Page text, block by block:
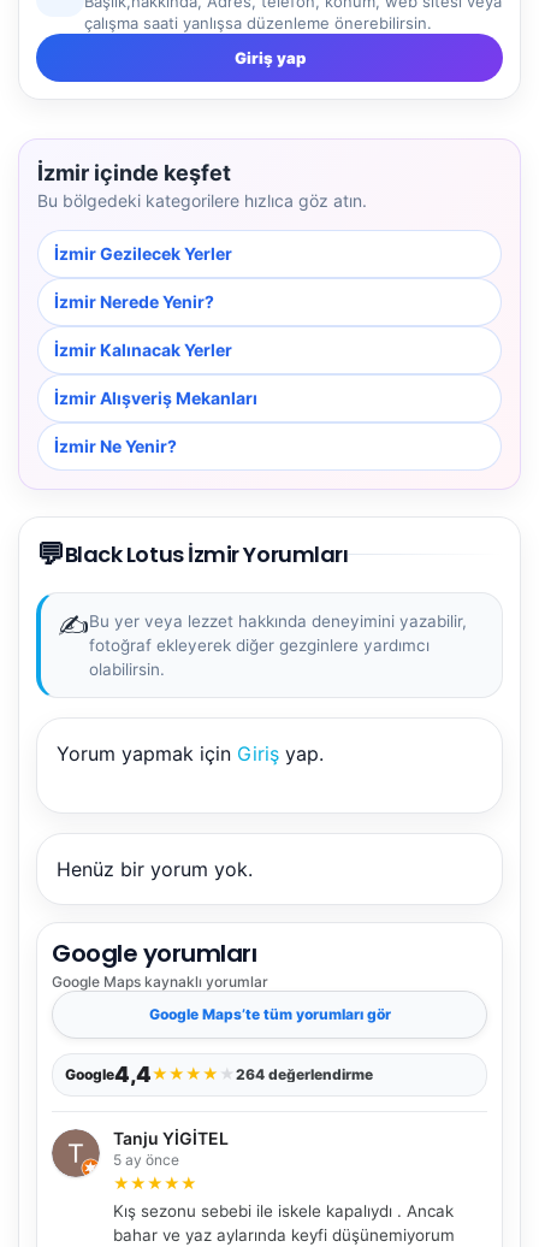
çalışma saati yanlışsa düzenleme önerebilirsin.
Giriş yap
İzmir içinde keşfet
Bu bölgedeki kategorilere hızlıca göz atın.
İzmir Gezilecek Yerler
İzmir Nerede Yenir?
İzmir Kalınacak Yerler
İzmir Alışveriş Mekanları
İzmir Ne Yenir?
💬Black Lotus İzmir Yorumları
✍️Bu yer veya lezzet hakkında deneyimini yazabilir,
fotoğraf ekleyerek diğer gezginlere yardımcı
olabilirsin.
Yorum yapmak için Giriş yap.
Henüz bir yorum yok.
Google yorumları
Google Maps kaynaklı yorumlar
Google Maps’te tüm yorumları gör
Google4,4★★★★ ★ 264 değerlendirme
Tanju YİGİTEL
5 ay önce
★★★★★
Kış sezonu sebebi ile iskele kapalıydı . Ancak
bahar ve yaz aylarında keyfi düşünemiyorum